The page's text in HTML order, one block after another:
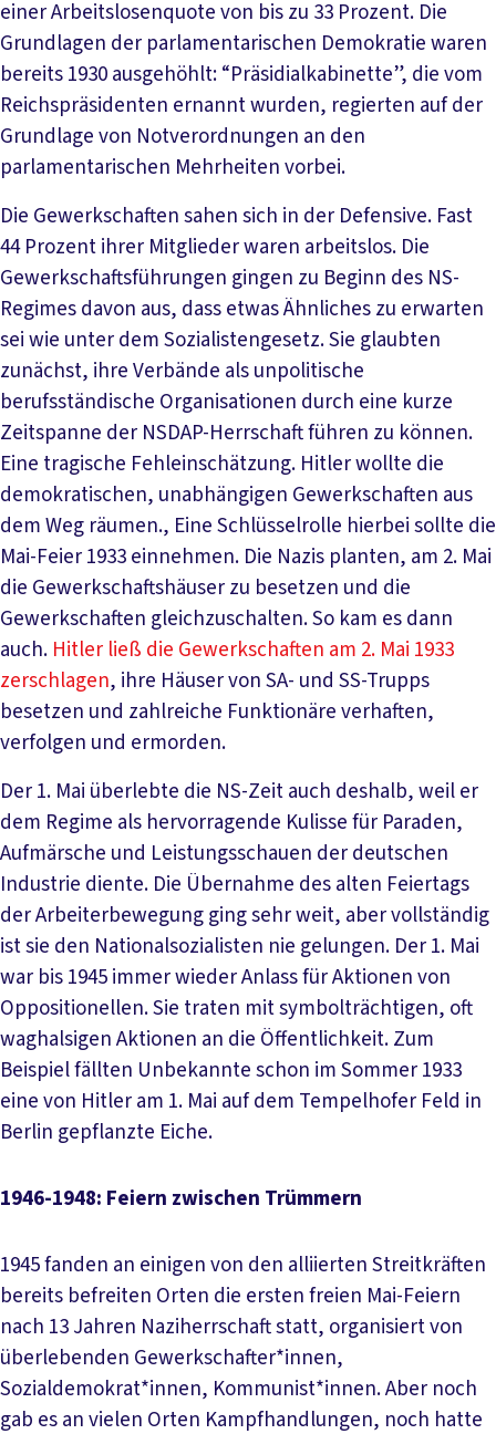
einer Arbeitslosenquote von bis zu 33 Prozent. Die
Grundlagen der parlamentarischen Demokratie waren
bereits 1930 ausgehöhlt: “Präsidialkabinette”, die vom
Reichspräsidenten ernannt wurden, regierten auf der
Grundlage von Notverordnungen an den
parlamentarischen Mehrheiten vorbei.
Die Gewerkschaften sahen sich in der Defensive. Fast
44 Prozent ihrer Mitglieder waren arbeitslos. Die
Gewerkschaftsführungen gingen zu Beginn des NS-
Regimes davon aus, dass etwas Ähnliches zu erwarten
sei wie unter dem Sozialistengesetz. Sie glaubten
zunächst, ihre Verbände als unpolitische
berufsständische Organisationen durch eine kurze
Zeitspanne der NSDAP-Herrschaft führen zu können.
Eine tragische Fehleinschätzung. Hitler wollte die
demokratischen, unabhängigen Gewerkschaften aus
dem Weg räumen., Eine Schlüsselrolle hierbei sollte die
Mai-Feier 1933 einnehmen. Die Nazis planten, am 2. Mai
die Gewerkschaftshäuser zu besetzen und die
Gewerkschaften gleichzuschalten. So kam es dann
auch. Hitler ließ die Gewerkschaften am 2. Mai 1933
zerschlagen, ihre Häuser von SA- und SS-Trupps
besetzen und zahlreiche Funktionäre verhaften,
verfolgen und ermorden.
Der 1. Mai überlebte die NS-Zeit auch deshalb, weil er
dem Regime als hervorragende Kulisse für Paraden,
Aufmärsche und Leistungsschauen der deutschen
Industrie diente. Die Übernahme des alten Feiertags
der Arbeiterbewegung ging sehr weit, aber vollständig
ist sie den Nationalsozialisten nie gelungen. Der 1. Mai
war bis 1945 immer wieder Anlass für Aktionen von
Oppositionellen. Sie traten mit symbolträchtigen, oft
waghalsigen Aktionen an die Öffentlichkeit. Zum
Beispiel fällten Unbekannte schon im Sommer 1933
eine von Hitler am 1. Mai auf dem Tempelhofer Feld in
Berlin gepflanzte Eiche.
1946-1948: Feiern zwischen Trümmern
1945 fanden an einigen von den alliierten Streitkräften
bereits befreiten Orten die ersten freien Mai-Feiern
nach 13 Jahren Naziherrschaft statt, organisiert von
überlebenden Gewerkschafter*innen,
Sozialdemokrat*innen, Kommunist*innen. Aber noch
gab es an vielen Orten Kampfhandlungen, noch hatte